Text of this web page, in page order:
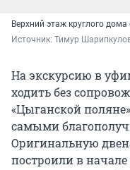
Верхний этаж круглого
Источник: Тимур
На экскурсию в
ходить без
«Цыганской
самыми
Оригинальную
построили в начале